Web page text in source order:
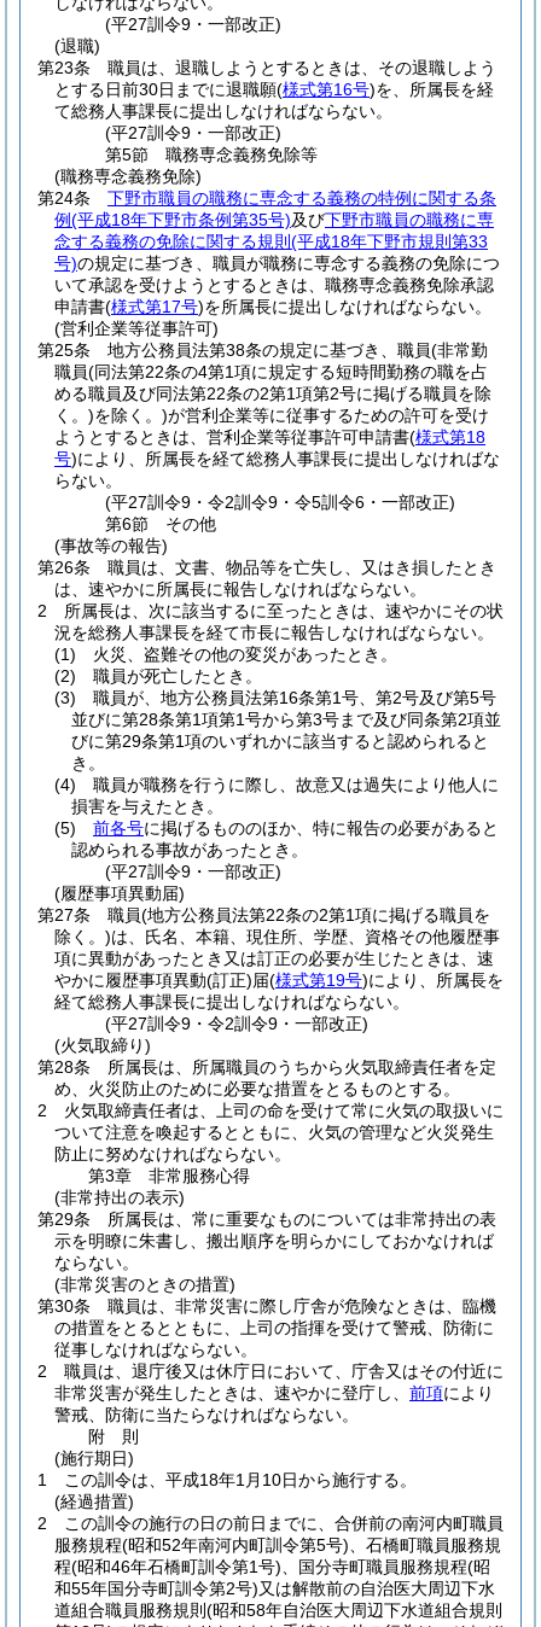
(平27訓令9・一部改正)
(退職)
第23条
職員は、退職しようとするときは、その退職しよう
とする日前30日までに退職願(様式第16号)を、所属長を経
て総務人事課長に提出しなければならない。
(平27訓令9・一部改正)
第5節
職務専念義務免除等
(職務専念義務免除)
第24条
下野市職員の職務に専念する義務の特例に関する条
例(平成18年下野市条例第35号)及び下野市職員の職務に専
念する義務の免除に関する規則 (平成18年下野市規則第33
号)の規定に基づき、職員が職務に専念する義務の免除につ
いて承認を受けようとするときは、職務専念義務免除承認
申請書(様式第17号)を所属長に提出しなければならない。
(営利企業等従事許可)
第25条
地方公務員法第38条の規定に基づき、職員(非常勤
職員(同法第22条の4第1項に規定する短時間勤務の職を占
める職員及び同法第22条の2第1項第2号に掲げる職員を除
く。)を除く。)が営利企業等に従事するための許可を受け
ようとするときは、営利企業等従事許可申請書(様式第18
号)により、所属長を経て総務人事課長に提出しなければな
らない。
(平27訓令9・令2訓令9・令5訓令6・一部改正)
第6節
その他
(事故等の報告)
第26条
職員は、文書、物品等を亡失し、又はき損したとき
は、速やかに所属長に報告しなければならない。
2
所属長は、次に該当するに至ったときは、速やかにその状
況を総務人事課長を経て市長に報告しなければならない。
(1)
火災、盗難その他の変災があったとき。
(2)
職員が死亡したとき。
(3)
職員が、地方公務員法第16条第1号、第2号及び第5号
並びに第28条第1項第1号から第3号まで及び同条第2項並
びに第29条第1項のいずれかに該当すると認められると
き。
(4)
職員が職務を行うに際し、故意又は過失により他人に
損害を与えたとき。
(5)
前各号に掲げるもののほか、特に報告の必要があると
認められる事故があったとき。
(平27訓令9・一部改正)
(履歴事項異動届)
第27条
職員(地方公務員法第22条の2第1項に掲げる職員を
除く。)は、氏名、本籍、現住所、学歴、資格その他履歴事
項に異動があったとき又は訂正の必要が生じたときは、速
やかに履歴事項異動(訂正)届(様式第19号)により、所属長を
経て総務人事課長に提出しなければならない。
(平27訓令9・令2訓令9・一部改正)
(火気取締り)
第28条
所属長は、所属職員のうちから火気取締責任者を定
め、火災防止のために必要な措置をとるものとする。
2
火気取締責任者は、上司の命を受けて常に火気の取扱いに
ついて注意を喚起するとともに、火気の管理など火災発生
防止に努めなければならない。
第3章
非常服務心得
(非常持出の表示)
第29条
所属長は、常に重要なものについては非常持出の表
示を明瞭に朱書し、搬出順序を明らかにしておかなければ
ならない。
(非常災害のときの措置)
第30条
職員は、非常災害に際し庁舎が危険なときは、臨機
の措置をとるとともに、上司の指揮を受けて警戒、防衛に
従事しなければならない。
2
職員は、退庁後又は休庁日において、庁舎又はその付近に
非常災害が発生したときは、速やかに登庁し、 前項により
警戒、防衛に当たらなければならない。
附 則
(施行期日)
1
この訓令は、平成18年1月10日から施行する。
(経過措置)
2
この訓令の施行の日の前日までに、合併前の南河内町職員
服務規程(昭和52年南河内町訓令第5号) 、石橋町職員服務規
程(昭和46年石橋町訓令第1号) 、国分寺町職員服務規程(昭
和55年国分寺町訓令第2号)又は解散前の自治医大周辺下水
道組合職員服務規則 (昭和58年自治医大周辺下水道組合規則